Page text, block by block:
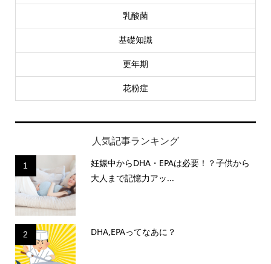
乳酸菌
基礎知識
更年期
花粉症
人気記事ランキング
1
妊娠中からDHA・EPAは必要！？子供から
大人まで記憶力アッ...
2 DHA,EPAってなあに？